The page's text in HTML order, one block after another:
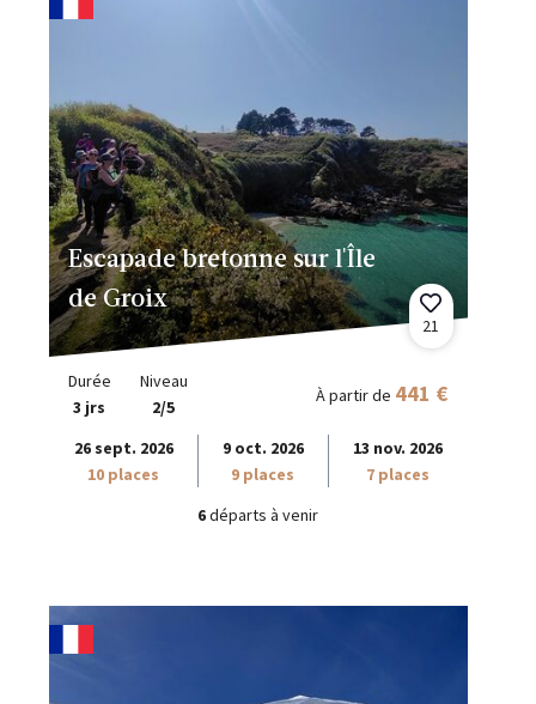
Escapade bretonne sur l'Île
de Groix
21
Durée
3 jrs
Niveau
2/5
À partir de 441 €
26 sept. 2026
10 places
9 oct. 2026
9 places
13 nov. 2026
7 places
6départs à venir